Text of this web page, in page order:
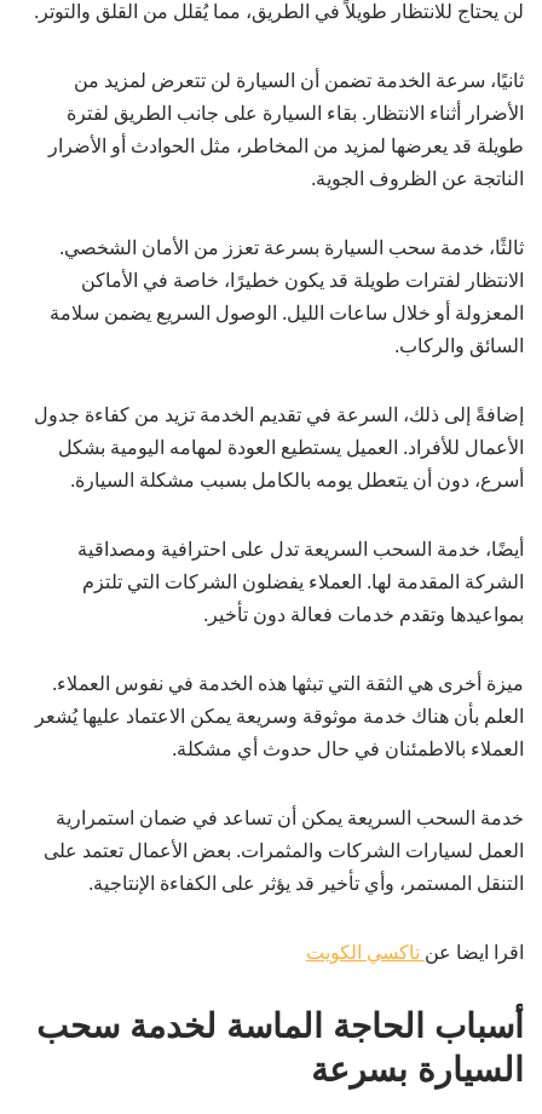
لن يحتاج للانتظار طويلاً في الطريق، مما يُقلل من القلق والتوتر.
ثانيًا، سرعة الخدمة تضمن أن السيارة لن تتعرض لمزيد من
الأضرار أثناء الانتظار. بقاء السيارة على جانب الطريق لفترة
طويلة قد يعرضها لمزيد من المخاطر، مثل الحوادث أو الأضرار
الناتجة عن الظروف الجوية.
ثالثًا، خدمة سحب السيارة بسرعة تعزز من الأمان الشخصي.
الانتظار لفترات طويلة قد يكون خطيرًا، خاصة في الأماكن
المعزولة أو خلال ساعات الليل. الوصول السريع يضمن سلامة
السائق والركاب.
إضافةً إلى ذلك، السرعة في تقديم الخدمة تزيد من كفاءة جدول
الأعمال للأفراد. العميل يستطيع العودة لمهامه اليومية بشكل
أسرع، دون أن يتعطل يومه بالكامل بسبب مشكلة السيارة.
أيضًا، خدمة السحب السريعة تدل على احترافية ومصداقية
الشركة المقدمة لها. العملاء يفضلون الشركات التي تلتزم
بمواعيدها وتقدم خدمات فعالة دون تأخير.
ميزة أخرى هي الثقة التي تبثها هذه الخدمة في نفوس العملاء.
العلم بأن هناك خدمة موثوقة وسريعة يمكن الاعتماد عليها يُشعر
العملاء بالاطمئنان في حال حدوث أي مشكلة.
خدمة السحب السريعة يمكن أن تساعد في ضمان استمرارية
العمل لسيارات الشركات والمثمرات. بعض الأعمال تعتمد على
التنقل المستمر، وأي تأخير قد يؤثر على الكفاءة الإنتاجية.
اقرا ايضا عن تاكسي الكويت
أسباب الحاجة الماسة لخدمة سحب
السيارة بسرعة